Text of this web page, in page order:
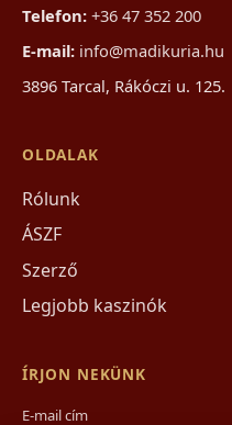
Telefon: +36 47 352 200
E-mail: info@madikuria.hu
3896 Tarcal, Rákóczi u. 125.
OLDALAK
Rólunk
ÁSZF
Szerző
Legjobb kaszinók
ÍRJON NEKÜNK
E-mail cím